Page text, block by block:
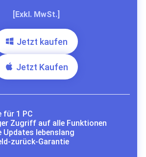
[Exkl. MwSt.]
Jetzt kaufen
Jetzt Kaufen
für 1 PC
Zugriff auf alle Funktionen
Updates lebenslang
zurück-Garantie